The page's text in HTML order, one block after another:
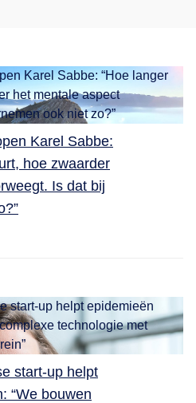
Karel Sabbe:
hoe zwaarder
Is dat bij
start-up helpt
“We bouwen